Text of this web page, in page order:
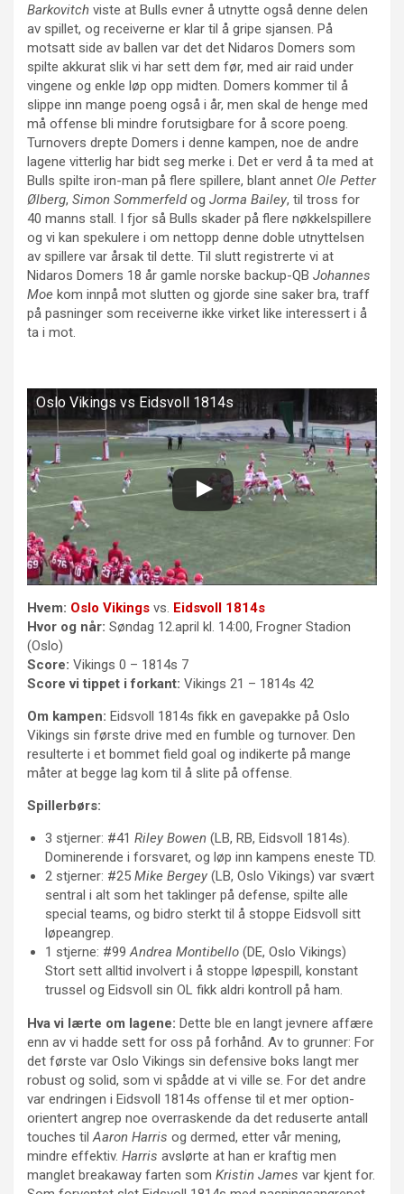
Barkovitch viste at Bulls evner å utnytte også denne delen
av spillet, og receiverne er klar til å gripe sjansen. På
motsatt side av ballen var det det Nidaros Domers som
spilte akkurat slik vi har sett dem før, med air raid under
vingene og enkle løp opp midten. Domers kommer til å
slippe inn mange poeng også i år, men skal de henge med
må offense bli mindre forutsigbare for å score poeng.
Turnovers drepte Domers i denne kampen, noe de andre
lagene vitterlig har bidt seg merke i. Det er verd å ta med at
Bulls spilte iron-man på flere spillere, blant annet Ole Petter
Ølberg, Simon Sommerfeldog Jorma Bailey, til tross for
40 manns stall. I fjor så Bulls skader på flere nøkkelspillere
og vi kan spekulere i om nettopp denne doble utnyttelsen
av spillere var årsak til dette. Til slutt registrerte vi at
Nidaros Domers 18 år gamle norske backup-QB Johannes
Moe kom innpå mot slutten og gjorde sine saker bra, traff
på pasninger som receiverne ikke virket like interessert i å
ta i mot.
Oslo Vikings vs Eidsvoll 1814s
Hvem: Oslo Vikings vs. Eidsvoll 1814s
Hvor og når: Søndag 12.april kl. 14:00, Frogner Stadion
(Oslo)
Score: Vikings 0 – 1814s 7
Score vi tippet i forkant: Vikings 21 – 1814s 42
Om kampen: Eidsvoll 1814s fikk en gavepakke på Oslo
Vikings sin første drive med en fumble og turnover. Den
resulterte i et bommet field goal og indikerte på mange
måter at begge lag kom til å slite på offense.
Spillerbørs:
3 stjerner: #41 Riley Bowen (LB, RB, Eidsvoll 1814s).
Dominerende i forsvaret, og løp inn kampens eneste TD.
2 stjerner: #25 Mike Bergey (LB, Oslo Vikings) var svært
sentral i alt som het taklinger på defense, spilte alle
special teams, og bidro sterkt til å stoppe Eidsvoll sitt
løpeangrep.
1 stjerne: #99Andrea Montibello (DE, Oslo Vikings)
Stort sett alltid involvert i å stoppe løpespill, konstant
trussel og Eidsvoll sin OL fikk aldri kontroll på ham.
Hva vi lærte om lagene: Dette ble en langt jevnere affære
enn av vi hadde sett for oss på forhånd. Av to grunner: For
det første var Oslo Vikings sin defensive boks langt mer
robust og solid, som vi spådde at vi ville se. For det andre
var endringen i Eidsvoll 1814s offense til et mer option-
orientert angrep noe overraskende da det reduserte antall
touches tilAaron Harris og dermed, etter vår mening,
mindre effektiv. Harris avslørte at han er kraftig men
manglet breakaway farten som Kristin James var kjent for.